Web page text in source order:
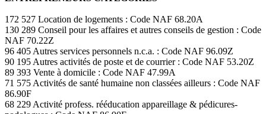
172 527 Location de logements : Code NAF 68.20A
130 289 Conseil pour les affaires et autres conseils de gestion : Code
NAF 70.22Z
96 405 Autres services personnels n.c.a. : Code NAF 96.09Z
90 195 Autres activités de poste et de courrier : Code NAF 53.20Z
89 393 Vente à domicile : Code NAF 47.99A
71 575 Activités de santé humaine non classées ailleurs : Code NAF
86.90F
68 229 Activité profess. rééducation appareillage & pédicures-